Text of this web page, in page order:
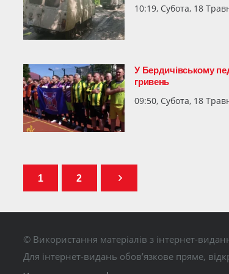
10:19, Субота, 18
У Бердичівському
гривень
09:50, Субота, 18
1 2
© Використання матеріалів з інтернет-
Для інтернет-видань обов’язкове пряме,